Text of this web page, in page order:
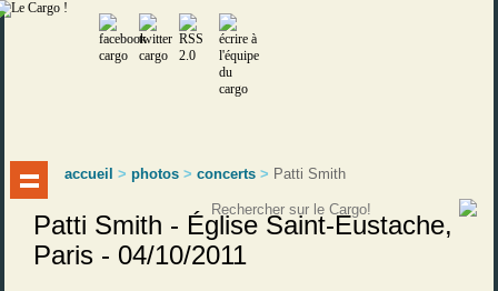
accueil >photos >concerts > Patti Smith
Patti Smith - Église Saint-Eustache,
Paris - 04/10/2011